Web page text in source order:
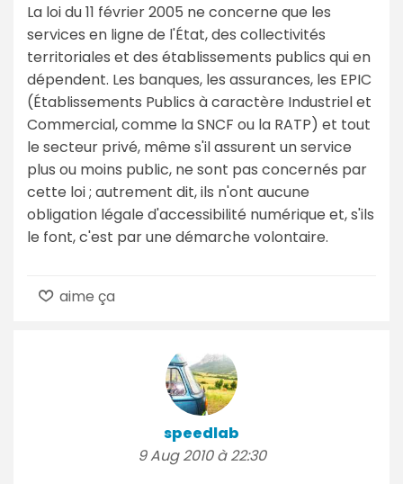
La loi du 11 février 2005 ne concerne que les
services en ligne de l'État, des collectivités
territoriales et des établissements publics qui en
dépendent. Les banques, les assurances, les EPIC
(Établissements Publics à caractère Industriel et
Commercial, comme la SNCF ou la RATP) et tout
le secteur privé, même s'il assurent un service
plus ou moins public, ne sont pas concernés par
cette loi ; autrement dit, ils n'ont aucune
obligation légale d'accessibilité numérique et, s'ils
le font, c'est par une démarche volontaire.
aime ça
speedlab
9 Aug 2010 à 22:30